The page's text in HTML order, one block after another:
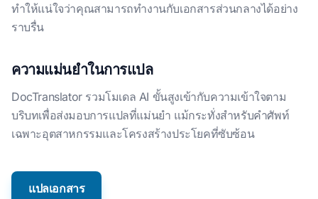
ทําให้แน่ใจว่าคุณสามารถทํางานกับเอกสารส่วนกลางได้อย่าง
ราบรื่น
ความแม่นยำในการแปล
DocTranslator รวมโมเดล AI ขั้นสูงเข้ากับความเข้าใจตาม
บริบทเพื่อส่งมอบการแปลที่แม่นยํา แม้กระทั่งสําหรับคําศัพท์
เฉพาะอุตสาหกรรมและโครงสร้างประโยคที่ซับซ้อน
แปลเอกสาร